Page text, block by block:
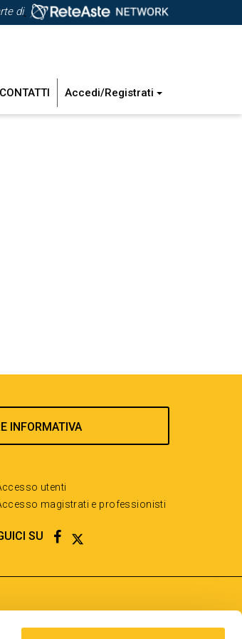
di
CONTATTI Accedi/Registrati
INFORMATIVA
utenti
magistrati e professionisti
SU FACEBOOK
TWITTER